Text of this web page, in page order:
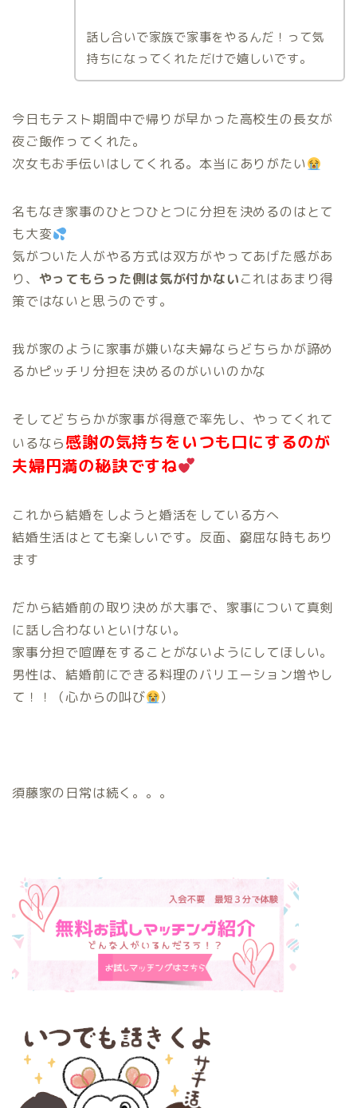
話し合いで家族で家事をやるんだ！って気
持ちになってくれただけで嬉しいです。
今日もテスト期間中で帰りが早かった高校生の長女が
夜ご飯作ってくれた。
次女もお手伝いはしてくれる。本当にありがたい
名もなき家事のひとつひとつに分担を決めるのはとて
も大変
気がついた人がやる方式は双方がやってあげた感があ
り、 やってもらった側は気が付かないこれはあまり得
策ではないと思うのです。
我が家のように家事が嫌いな夫婦ならどちらかが諦め
るかピッチリ分担を決めるのがいいのかな
そしてどちらかが家事が得意で率先し、やってくれて
いるなら感謝の気持ちをいつも口にするのが
夫婦円満の秘訣ですね
これから結婚をしようと婚活をしている方へ
結婚生活はとても楽しいです。反面、窮屈な時もあり
ます
だから結婚前の取り決めが大事で、家事について真剣
に話し合わないといけない。
家事分担で喧嘩をすることがないようにしてほしい。
男性は、結婚前にできる料理のバリエーション増やし
て！！（心からの叫び
）
須藤家の日常は続く。。。